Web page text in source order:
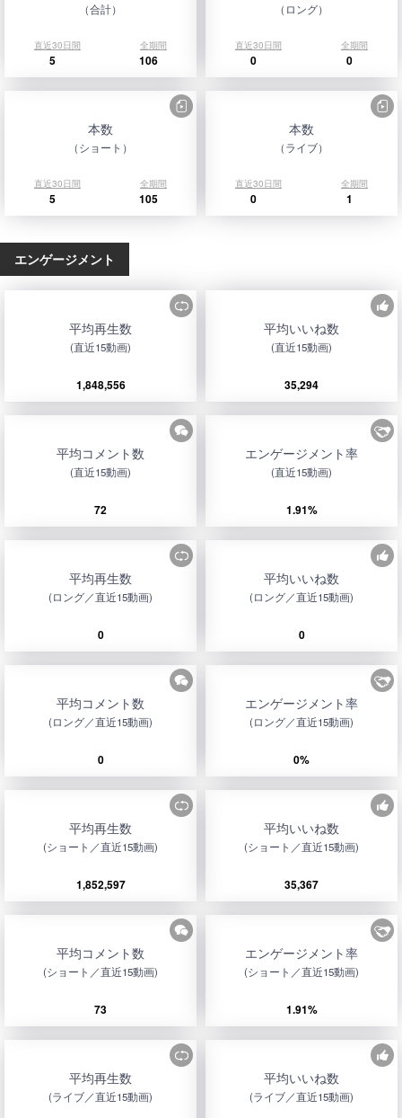
（合計）
直近30日間 全期間
5 106
（ロング）
直近30日間 全期間
0 0
本数
（ショート）
直近30日間 全期間
5 105
本数
（ライブ）
直近30日間 全期間
0 1
エンゲージメント
平均再生数
(直近15動画)
1,848,556
平均いいね数
(直近15動画)
35,294
平均コメント数
(直近15動画)
72
エンゲージメント率
(直近15動画)
1.91%
平均再生数
(ロング／直近15動画)
0
平均いいね数
(ロング／直近15動画)
0
平均コメント数
(ロング／直近15動画)
0
エンゲージメント率
(ロング／直近15動画)
0%
平均再生数
(ショート／直近15動画)
1,852,597
平均いいね数
(ショート／直近15動画)
35,367
平均コメント数
(ショート／直近15動画)
73
エンゲージメント率
(ショート／直近15動画)
1.91%
平均再生数
(ライブ／直近15動画)
平均いいね数
(ライブ／直近15動画)